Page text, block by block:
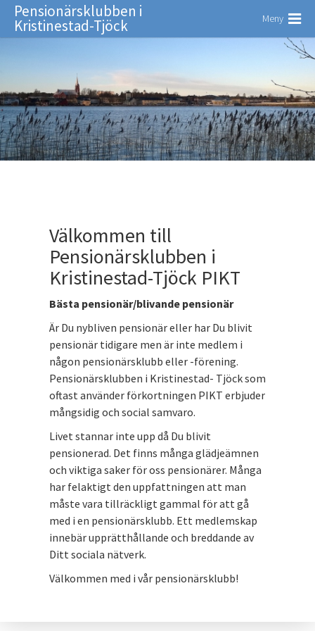
Pensionärsklubben i
Kristinestad-Tjöck Meny
Välkommen till
Pensionärsklubben i
Kristinestad-Tjöck PIKT
Bästa pensionär/blivande pensionär
Är Du nybliven pensionär eller har Du blivit
pensionär tidigare men är inte medlem i
någon pensionärsklubb eller -förening.
Pensionärsklubben i Kristinestad- Tjöck som
oftast använder förkortningen PIKT erbjuder
mångsidig och social samvaro.
Livet stannar inte upp då Du blivit
pensionerad. Det finns många glädjeämnen
och viktiga saker för oss pensionärer. Många
har felaktigt den uppfattningen att man
måste vara tillräckligt gammal för att gå
med i en pensionärsklubb. Ett medlemskap
innebär upprätthållande och breddande av
Ditt sociala nätverk.
Välkommen med i vår pensionärsklubb!